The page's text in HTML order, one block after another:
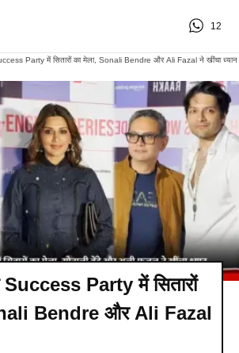
12
Party में सितारों का मेला, Sonali Bendre और Ali Fazal ने खींचा ध्यान
Party में सितारों
Bendre और Ali Fazal